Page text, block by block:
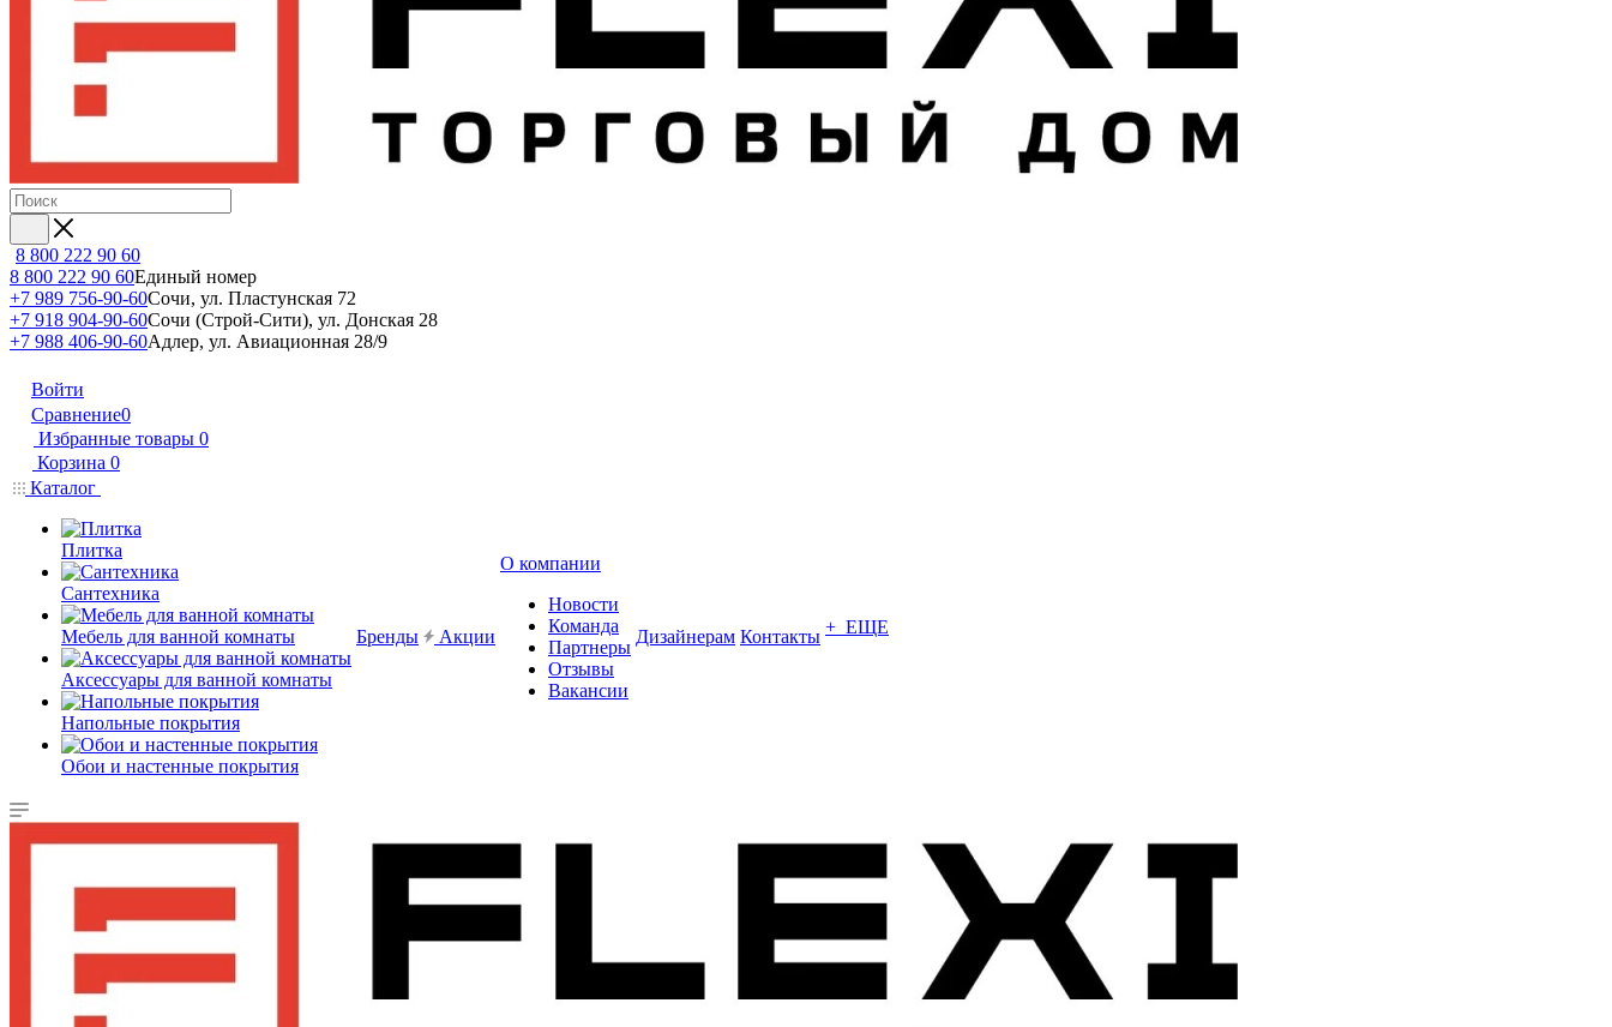
8 800 222 90 60
8 800 222 90 60Единый номер
+7 989 756-90-60Сочи, ул. Пластунская 72
+7 918 904-90-60Сочи (Строй-Сити), ул. Донская 28
+7 988 406-90-60Адлер, ул. Авиационная 28/9
Войти
Сравнение0
Избранные товары 0
Корзина 0
Каталог
Плитка
Сантехника
Мебель для ванной комнаты
Аксессуары для ванной комнаты
Напольные покрытия
Обои и настенные покрытия
Бренды Акции
О компании
Новости
Команда
Партнеры
Отзывы
Вакансии
Дизайнерам Контакты + ЕЩЕ